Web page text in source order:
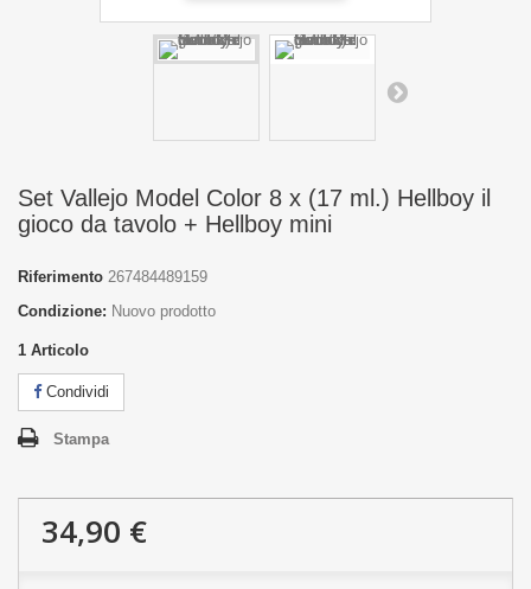
Set Vallejo Model Color 8 x (17 ml.) Hellboy il
gioco da tavolo + Hellboy mini
Riferimento 267484489159
Condizione: Nuovo prodotto
1 Articolo
Condividi
Stampa
34,90 €